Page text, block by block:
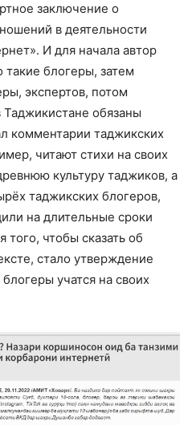
заключение о
в деятельности
И для начала автор
такие блогеры, затем
экспертов, потом
обязаны
комментарии таджикских
читают стихи на своих
культуру таджиков, а
таджикских блогеров,
на длительные сроки
чтобы сказать об
стало утверждение
учатся на своих